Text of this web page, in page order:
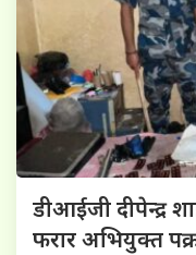
डीआईजी दीपेन्द्र
फरार अभियुक्त